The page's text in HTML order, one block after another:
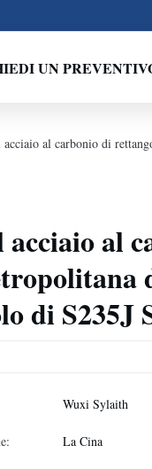
UN
al carbonio di
acciaio al
di S235J
Wuxi Sylaith
La Cina